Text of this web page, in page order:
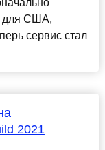
для США,
сервис стал
2021